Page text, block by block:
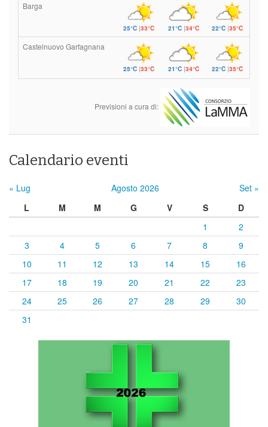
Barga
25°C|33°C 21°C|34°C 22°C |35°C
Castelnuovo Garfagnana
25°C|33°C 21°C|34°C 22°C |35°C
Previsioni a cura di:
Calendario eventi
« Lug Agosto 2026
Set »
L
M M G V S
D
1
2
3
4 5 6 7 8
9
10
11 12 13 14 15
16
17
18 19 20 21 22
23
24
25 26 27 28 29
30
31